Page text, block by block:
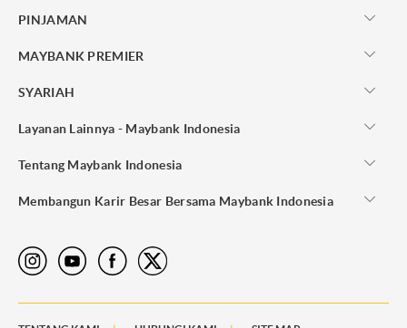
PINJAMAN
MAYBANK PREMIER
SYARIAH
Layanan Lainnya - Maybank Indonesia
Tentang Maybank Indonesia
Membangun Karir Besar Bersama Maybank Indonesia